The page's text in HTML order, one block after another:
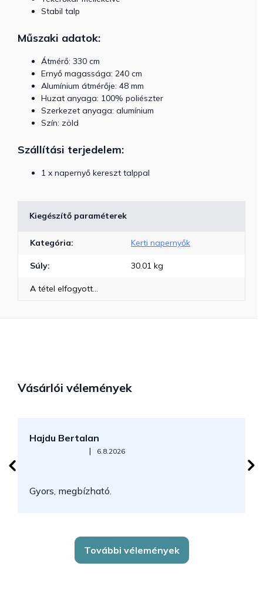
Stabil talp
Műszaki adatok:
Átmérő: 330 cm
Ernyő magassága: 240 cm
Alumínium átmérője: 48 mm
Huzat anyaga: 100% poliészter
Szerkezet anyaga: alumínium
Szín: zöld
Szállítási terjedelem:
1 x napernyő kereszt talppal
Kiegészítő paraméterek
Kategória: Kerti napernyők
Súly: 30.01 kg
A tétel elfogyott…
Vásárlói vélemények
Hajdu Bertalan
Az áruház értékelése 5-ből 5 csillag.
| 6.8.2026
Gyors, megbízható.
További vélemények